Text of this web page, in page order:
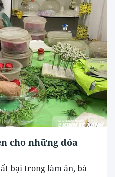
cho những đóa
bại trong làm ăn, bà